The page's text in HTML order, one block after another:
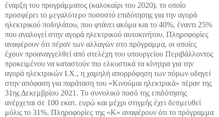
έναρξη του προγράμματος (καλοκαίρι του 2020), το οποίο
προσφέρει το μεγαλύτερο ποσοστό επιδότησης για την αγορά
ηλεκτρικού ποδηλάτου, που φτάνει ακόμα και το 40%, έναντι 25%
που αναλογεί στην αγορά ηλεκτρικού αυτοκινήτου. Πληροφορίες
αναφέρουν ότι πέραν των αλλαγών στο πρόγραμμα, οι οποίες
έχουν προαναγγελθεί από στελέχη του υπουργείου Περιβάλλοντος
προκειμένου να καταστούν πιο ελκυστικά τα κίνητρα για την
αγορά ηλεκτρικών Ι.Χ., η χαμηλή απορρόφηση των πόρων οδηγεί
στην απόφαση για παράταση του «Κινούμαι ηλεκτρικά» πέραν της
31ης Δεκεμβρίου 2021. Το συνολικό ποσό της επιδότησης
ανέρχεται σε 100 εκατ. ευρώ και μέχρι στιγμής έχει δεσμευθεί
μόλις το 31%. Πληροφορίες της «Κ» αναφέρουν ότι το πρόγραμμα